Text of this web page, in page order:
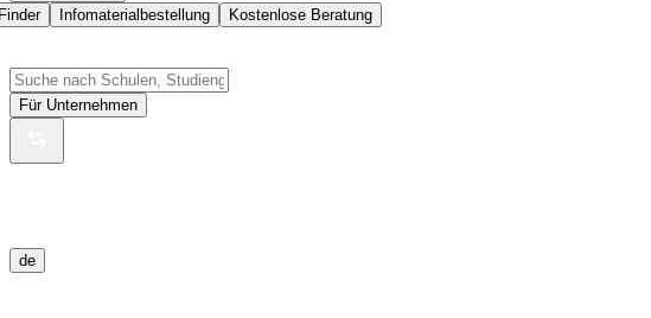
Infomaterialbestellung Kostenlose Beratung
Für Unternehmen
de